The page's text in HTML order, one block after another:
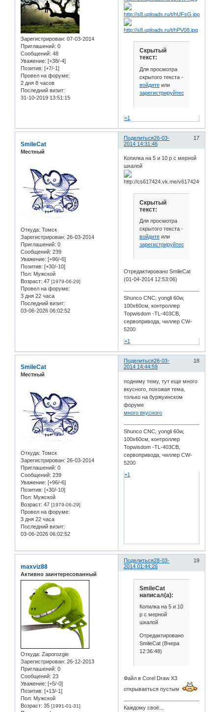
Зарегистрирован: 07-03-2014
Приглашений: 0
Сообщений: 48
Уважение: [+38/-4]
Позитив: [+7/-1]
Провел на форуме:
2 дня 8 часов
Последний визит:
31-10-2019 13:51:15
Скрытый
текст:
Для просмотра
скрытого текста -
войдитеили
зарегистрируйтесь
+1
Поделиться 17
26-03-
2014 14:31:46
SmileCat
Местный
Откуда: Томск
Зарегистрирован: 26-03-2014
Приглашений: 0
Сообщений: 239
Уважение: [+96/-6]
Позитив: [+30/-10]
Пол: Мужской
Возраст: 47 [1979-06-29]
Провел на форуме:
3 дня 22 часа
Последний визит:
03-06-2026 06:02:52
Копилка на 5 и 10 р с мерной
шкалой
Скрытый
текст:
Для просмотра
скрытого текста -
войдитеили
зарегистрируйтесь
Отредактировано SmileCat
(01-04-2014 12:53:06)
Shunco CNC, yongli 60w,
100x60см, контроллер
Topwisdom -TL-403CB,
сервопривода, чиллер CW-
5200
+1
Поделиться 18
26-03-
2014 14:44:59
SmileCat
Местный
Откуда: Томск
Зарегистрирован: 26-03-2014
Приглашений: 0
Сообщений: 239
Уважение: [+96/-6]
Позитив: [+30/-10]
Пол: Мужской
Возраст: 47 [1979-06-29]
Провел на форуме:
3 дня 22 часа
Последний визит:
03-06-2026 06:02:52
подниму тему, тут еще много
вкусного, похожая тема,
только на буржуинском
форуме
много вкусного
Shunco CNC, yongli 60w,
100x60см, контроллер
Topwisdom -TL-403CB,
сервопривода, чиллер CW-
5200
+1
Поделиться 19
28-03-
2014 01:44:26
maxviz88
Активно заинтересованный
Откуда: Zaporozgie
Зарегистрирован: 26-12-2013
Приглашений: 0
Сообщений: 23
Уважение: [+5/-0]
Позитив: [+13/-1]
Пол: Мужской
Возраст: 35 [1991-01-31]
SmileCat
написал(а):
Копилка на 5 и 10
р с мерной
шкалой
Отредактировано
SmileCat (Вчера
12:36:48)
Файл в Corel Draw Х3
открываеться пустым
Каждому своё...